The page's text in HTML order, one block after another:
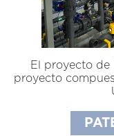
El proyecto de
proyecto